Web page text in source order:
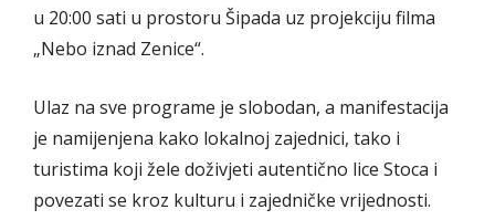
u 20:00 sati u prostoru Šipada uz projekciju filma
„Nebo iznad Zenice“.
Ulaz na sve programe je slobodan, a manifestacija
je namijenjena kako lokalnoj zajednici, tako i
turistima koji žele doživjeti autentično lice Stoca i
povezati se kroz kulturu i zajedničke vrijednosti.